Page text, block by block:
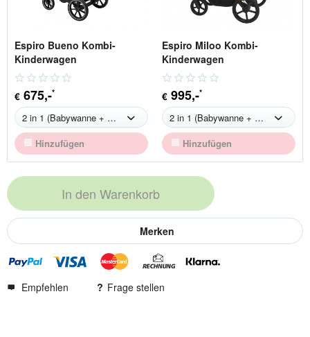
Espiro Bueno Kombi-
Kinderwagen
€ 675,-*
Hinzufügen
Espiro Miloo Kombi-
Kinderwagen
€ 995,-*
Hinzufügen
In den Warenkorb
Merken
Empfehlen Frage stellen